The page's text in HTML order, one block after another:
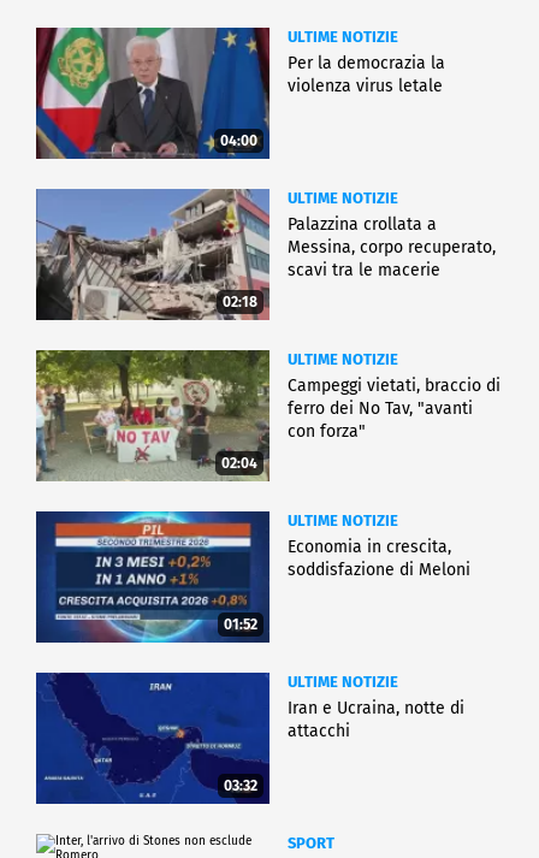
04:00
ULTIME NOTIZIE
Per la democrazia la
violenza virus letale
02:18
ULTIME NOTIZIE
Palazzina crollata a
Messina, corpo recuperato,
scavi tra le macerie
02:04
ULTIME NOTIZIE
Campeggi vietati, braccio di
ferro dei No Tav, "avanti
con forza"
01:52
ULTIME NOTIZIE
Economia in crescita,
soddisfazione di Meloni
03:32
ULTIME NOTIZIE
Iran e Ucraina, notte di
attacchi
SPORT